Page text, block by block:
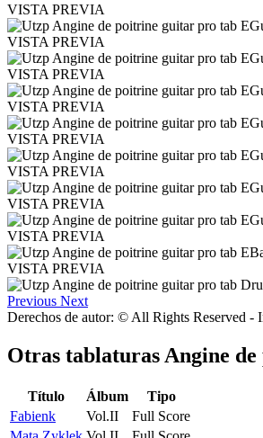
VISTA PREVIA
VISTA PREVIA
VISTA PREVIA
VISTA PREVIA
VISTA PREVIA
VISTA PREVIA
VISTA PREVIA
VISTA PREVIA
VISTA PREVIA
Previous Next
Derechos de autor: © All Rights Reserved -
Otras tablaturas Angine
Título Álbum
Tipo
Fabienk
Vol.II
Full Score